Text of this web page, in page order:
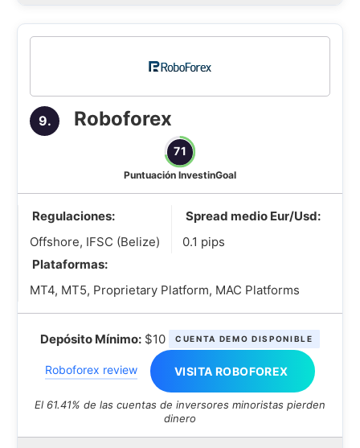
9. Roboforex
71
Puntuación InvestinGoal
Regulaciones:
Offshore, IFSC (Belize)
Spread medio Eur/Usd:
0.1 pips
Plataformas:
MT4, MT5, Proprietary Platform, MAC Platforms
Depósito Mínimo: $10 CUENTA DEMO DISPONIBLE
Roboforex review VISITA ROBOFOREX
El 61.41% de las cuentas de inversores minoristas pierden
dinero